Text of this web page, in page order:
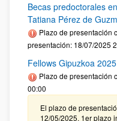
Becas predoctorales
Tatiana Pérez de
Plazo de presentación
presentación: 18/07/2025
Fellows Gipuzkoa 2025
Plazo de presentación
00:00
El plazo de
12/05/2025. 1er plazo